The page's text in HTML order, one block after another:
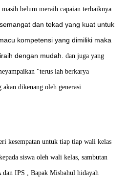
masih belum meraih capaian terbaiknya
dan tekad yang kuat untuk
kompetensi yang dimiliki maka
dengan mudah. dan juga yang
"terus lah berkarya
dikenang oleh generasi
kesempatan untuk tiap tiap wali kelas
siswa oleh wali kelas, sambutan
IPS , Bapak Misbahul hidayah